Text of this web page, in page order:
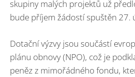
skupiny malých projektů už
bude příjem žádostí spuštěn 27.
Dotační výzvy jsou součástí
plánu obnovy (NPO), což je
peněz z mimořádného fondu,